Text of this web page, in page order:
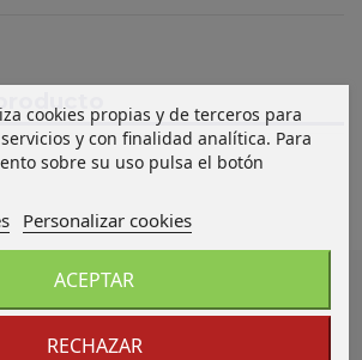
cookies propias y de terceros para
y con finalidad analítica. Para
sobre su uso pulsa el botón
Personalizar cookies
RECHAZAR
ACEPTAR